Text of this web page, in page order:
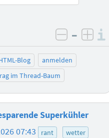
negativ
–
Blog
anmelden
im Thread-Baum
Superkühler
07:43 rant wetter